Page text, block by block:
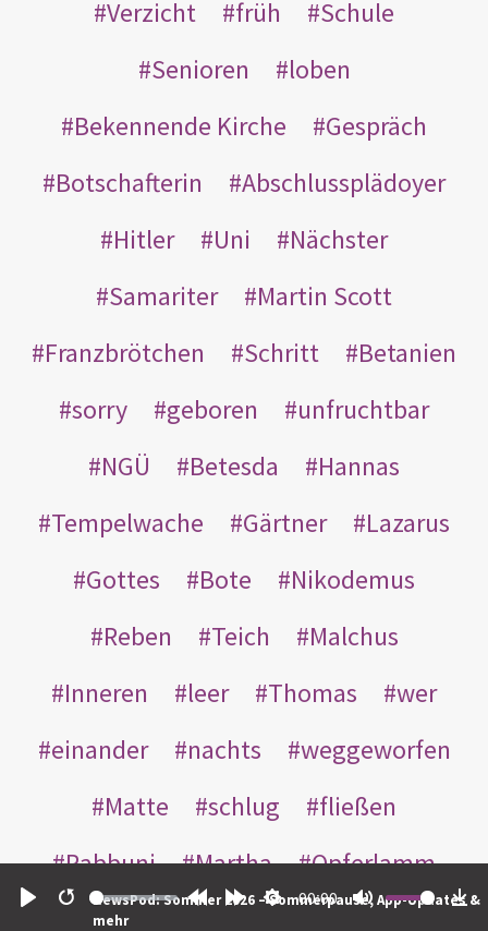
Restart
00:00
NewsPod: Sommer 2026 – Sommerpause, App-Updates &
mehr
Verzicht
früh
Schule
Senioren
loben
Bekennende Kirche
Gespräch
Botschafterin
Abschlussplädoyer
Hitler
Uni
Nächster
Samariter
Martin Scott
Franzbrötchen
Schritt
Betanien
sorry
geboren
unfruchtbar
NGÜ
Betesda
Hannas
Tempelwache
Gärtner
Lazarus
Gottes
Bote
Nikodemus
Reben
Teich
Malchus
Inneren
leer Thomas
wer
einander
nachts
weggeworfen
Matte
schlug
fließen
Rabbuni
Martha
Opferlamm
gewaschen
jüdischen